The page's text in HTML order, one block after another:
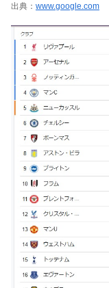
出典： www.google.com